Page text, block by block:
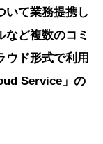
いて業務提携し
など複数のコミ
ウド形式で利用
Service」の